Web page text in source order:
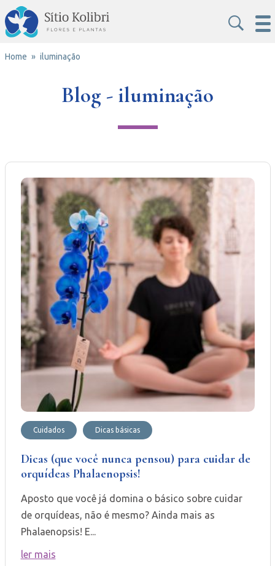
Home iluminação
Blog - iluminação
Cuidados Dicas básicas
Dicas (que você nunca pensou) para cuidar de
orquídeas Phalaenopsis!
Aposto que você já domina o básico sobre cuidar
de orquídeas, não é mesmo? Ainda mais as
Phalaenopsis! E...
ler mais